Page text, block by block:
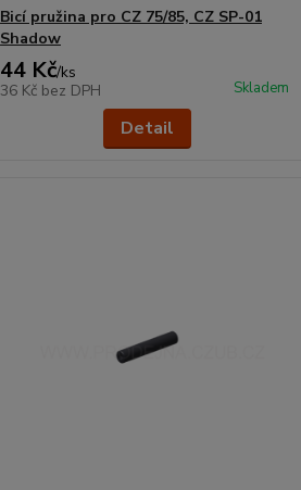
Bicí pružina pro CZ 75/85, CZ SP-01
Shadow
44 Kč/ks
36 Kč bez DPH Skladem
Detail